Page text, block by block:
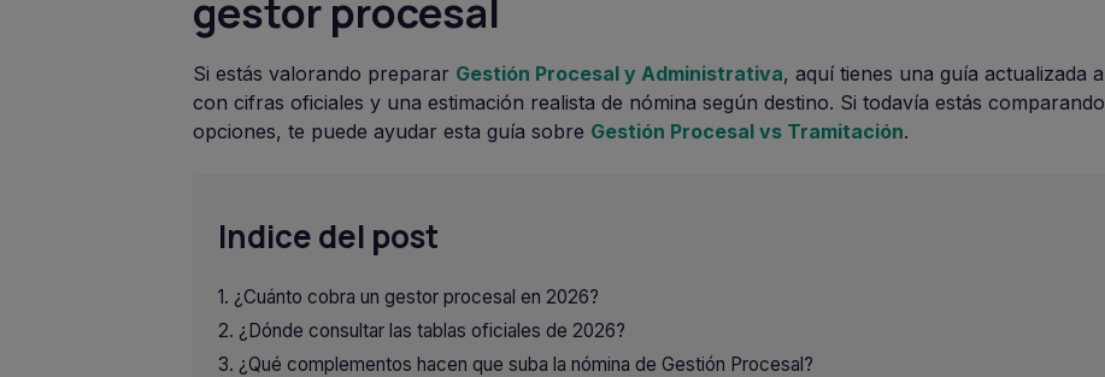
gestor procesal
Si estás valorando preparar Gestión Procesal y Administrativa, aquí tienes una guía actualizada a
con cifras oficiales y una estimación realista de nómina según destino. Si todavía estás comparando
opciones, te puede ayudar esta guía sobre Gestión Procesal vs Tramitación.
Indice del post
¿Cuánto cobra un gestor procesal en 2026?
¿Dónde consultar las tablas oficiales de 2026?
¿Qué complementos hacen que suba la nómina de Gestión Procesal?